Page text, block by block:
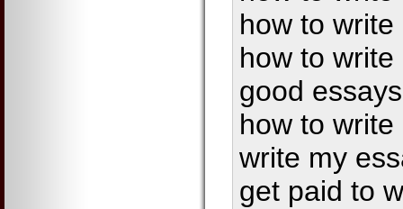
how to
how to
good
how to
write my
get paid to